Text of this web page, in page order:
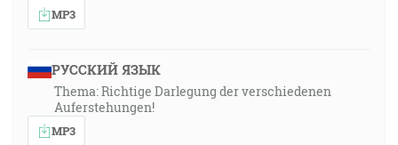
MP3
РУССКИЙ ЯЗЫК
Thema: Richtige Darlegung der verschiedenen
Auferstehungen!
MP3